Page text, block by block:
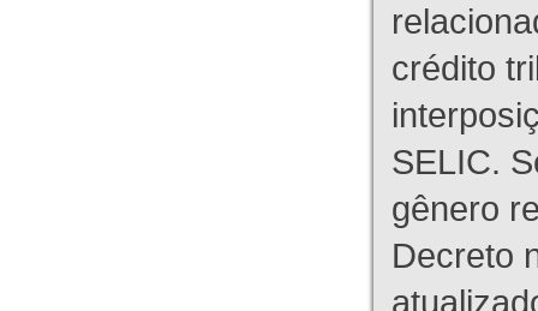
crédito
SELIC.
gênero
Decreto